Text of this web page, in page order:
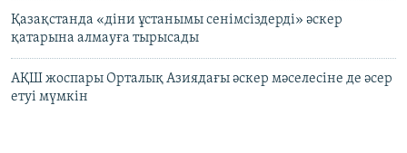
Қазақстанда «діни ұстанымы сенімсіздерді» әскер
қатарына алмауға тырысады
АҚШ жоспары Орталық Азиядағы әскер мәселесіне де әсер
етуі мүмкін